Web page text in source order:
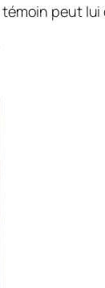
témoin peut